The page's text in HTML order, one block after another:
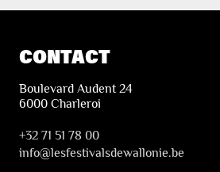
CONTACT
Boulevard Audent 24
6000 Charleroi
+32 71 51 78 00
info@lesfestivalsdewallonie.be